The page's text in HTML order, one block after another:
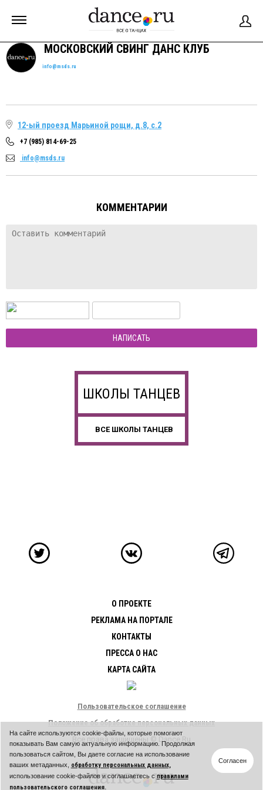
На сайте используются cookie-файлы, которые помогают
показывать Вам самую актуальную информацию. Продолжая
пользоваться сайтом, Вы даете согласие на использование
ваших метаданных,
обработку персональных данных,
использование cookie-файлов и соглашаетесь с правилами
пользовательского соглашения.
Согласен
МОСКОВСКИЙ СВИНГ ДАНС КЛУБ
info@msds.ru
12-ый проезд Марьиной рощи, д.8, с.2
+7 (985) 814-69-25
info@msds.ru
КОММЕНТАРИИ
НАПИСАТЬ
ШКОЛЫ ТАНЦЕВ
ВСЕ ШКОЛЫ ТАНЦЕВ
О ПРОЕКТЕ
РЕКЛАМА НА ПОРТАЛЕ
КОНТАКТЫ
ПРЕССА О НАС
КАРТА САЙТА
Пользовательское соглашение
Положение об обработке персональных данных
Все права защищены © Dance.Ru